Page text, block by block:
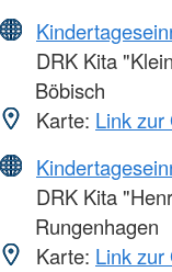
DRK Kita
Böbisch
Karte: Link zur
DRK Kita
Rungenhagen
Karte: Link zur